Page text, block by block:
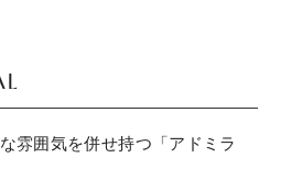
雰囲気を併せ持つ「アドミラ